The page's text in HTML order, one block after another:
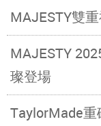
MAJESTY雙
MAJESTY
璨登場
TaylorMade重